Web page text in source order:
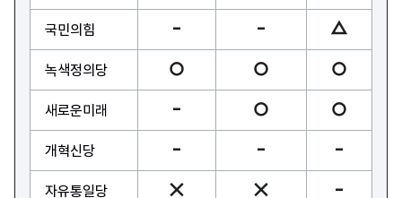
국민의힘
녹색정의당
새로운미래
개혁신당
자유통일당